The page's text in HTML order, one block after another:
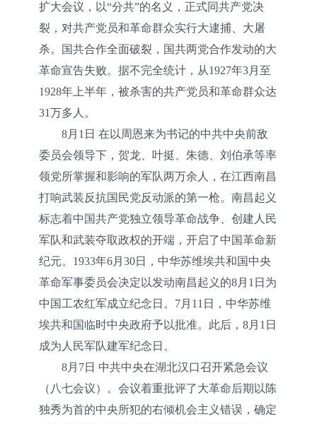
扩大会议，以“分共”的名义，正式同共产党决
裂，对共产党员和革命群众实行大逮捕、大屠
杀。国共合作全面破裂，国共两党合作发动的大
革命宣告失败。据不完全统计，从1927年3月至
1928年上半年，被杀害的共产党员和革命群众达
31万多人。
8月1日 在以周恩来为书记的中共中央前敌
委员会领导下，贺龙、叶挺、朱德、刘伯承等率
领党所掌握和影响的军队两万余人，在江西南昌
打响武装反抗国民党反动派的第一枪。南昌起义
标志着中国共产党独立领导革命战争、创建人民
军队和武装夺取政权的开端，开启了中国革命新
纪元。1933年6月30日，中华苏维埃共和国中央
革命军事委员会决定以发动南昌起义的8月1日为
中国工农红军成立纪念日。7月11日，中华苏维
埃共和国临时中央政府予以批准。此后，8月1日
成为人民军队建军纪念日。
8月7日 中共中央在湖北汉口召开紧急会议
（八七会议）。会议着重批评了大革命后期以陈
独秀为首的中央所犯的右倾机会主义错误，确定